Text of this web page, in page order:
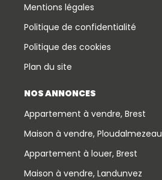
Mentions légales
Politique de confidentialité
Politique des cookies
Plan du site
NOS ANNONCES
Appartement à vendre, Brest
Maison à vendre, Ploudalmezeau
Appartement à louer, Brest
Maison à vendre, Landunvez